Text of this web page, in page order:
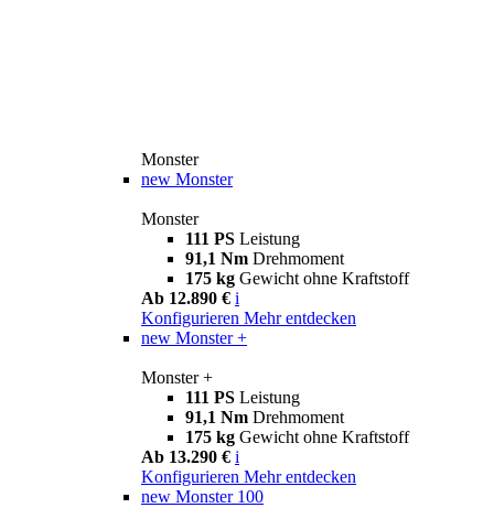
Monster
new Monster
Monster
111 PS Leistung
91,1 Nm Drehmoment
175 kg Gewicht ohne Kraftstoff
Ab 12.890 € i
Konfigurieren Mehr entdecken
new Monster +
Monster +
111 PS Leistung
91,1 Nm Drehmoment
175 kg Gewicht ohne Kraftstoff
Ab 13.290 € i
Konfigurieren Mehr entdecken
new Monster 100